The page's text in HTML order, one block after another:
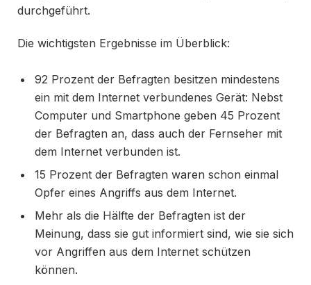
durchgeführt.
Die wichtigsten Ergebnisse im Überblick:
92 Prozent der Befragten besitzen mindestens
ein mit dem Internet verbundenes Gerät: Nebst
Computer und Smartphone geben 45 Prozent
der Befragten an, dass auch der Fernseher mit
dem Internet verbunden ist.
15 Prozent der Befragten waren schon einmal
Opfer eines Angriffs aus dem Internet.
Mehr als die Hälfte der Befragten ist der
Meinung, dass sie gut informiert sind, wie sie sich
vor Angriffen aus dem Internet schützen
können.